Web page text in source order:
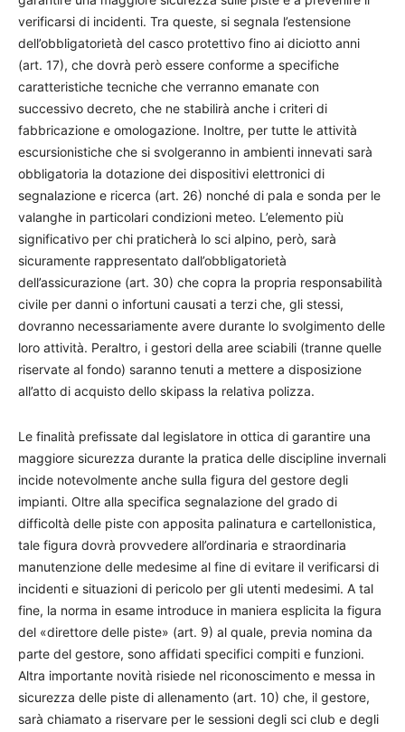
verificarsi di incidenti. Tra queste, si segnala l’estensione
dell’obbligatorietà del casco protettivo fino ai diciotto anni
(art. 17), che dovrà però essere conforme a specifiche
caratteristiche tecniche che verranno emanate con
successivo decreto, che ne stabilirà anche i criteri di
fabbricazione e omologazione. Inoltre, per tutte le attività
escursionistiche che si svolgeranno in ambienti innevati sarà
obbligatoria la dotazione dei dispositivi elettronici di
segnalazione e ricerca (art. 26) nonché di pala e sonda per le
valanghe in particolari condizioni meteo. L’elemento più
significativo per chi praticherà lo sci alpino, però, sarà
sicuramente rappresentato dall’obbligatorietà
dell’assicurazione (art. 30) che copra la propria responsabilità
civile per danni o infortuni causati a terzi che, gli stessi,
dovranno necessariamente avere durante lo svolgimento delle
loro attività. Peraltro, i gestori della aree sciabili (tranne quelle
riservate al fondo) saranno tenuti a mettere a disposizione
all’atto di acquisto dello skipass la relativa polizza.
Le finalità prefissate dal legislatore in ottica di garantire una
maggiore sicurezza durante la pratica delle discipline invernali
incide notevolmente anche sulla figura del gestore degli
impianti. Oltre alla specifica segnalazione del grado di
difficoltà delle piste con apposita palinatura e cartellonistica,
tale figura dovrà provvedere all’ordinaria e straordinaria
manutenzione delle medesime al fine di evitare il verificarsi di
incidenti e situazioni di pericolo per gli utenti medesimi. A tal
fine, la norma in esame introduce in maniera esplicita la figura
del «direttore delle piste» (art. 9) al quale, previa nomina da
parte del gestore, sono affidati specifici compiti e funzioni.
Altra importante novità risiede nel riconoscimento e messa in
sicurezza delle piste di allenamento (art. 10) che, il gestore,
sarà chiamato a riservare per le sessioni degli sci club e degli